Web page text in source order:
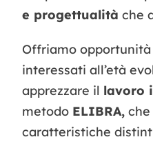
e progettualità che
Offriamo
interessati all’età
apprezzare il lavoro
metodo ELIBRA,
caratteristiche